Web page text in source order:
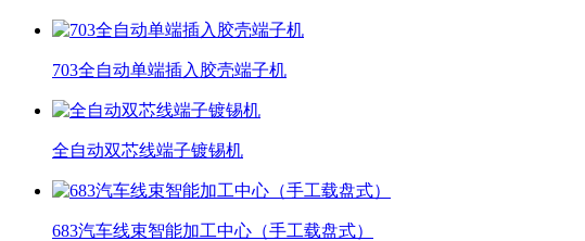
703全自动单端插入胶壳端子机
全自动双芯线端子镀锡机
683汽车线束智能加工中心（手工载盘式）